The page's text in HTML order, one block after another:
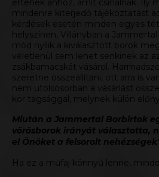
értenek ahhoz, amit csinálnak. Ily
mindenre kiterjedő tájékoztatást
kérdések esetén minden egyes
helyszínen, Villányban a
mód nyílik a kiválasztott borok
véletlenül sem lehet senkinek az
zsákbamacskát vásárol.
szeretne összeállítani, ott arra is
nem utolsósorban a vásárlást
kör tagsággal, melynek külön
Miután a Jammertal Borbirtok
vörösborok irányát választotta,
el Önöket a felsorolt
Ha ez a műfaj könnyű lenne,